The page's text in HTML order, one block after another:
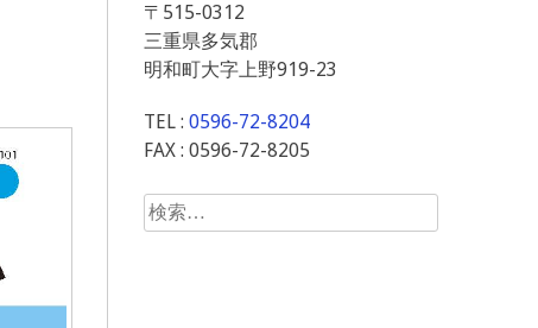
〒515-0312
三重県多気郡
明和町大字上野919-23
TEL : 0596-72-8204
FAX : 0596-72-8205
検
索: